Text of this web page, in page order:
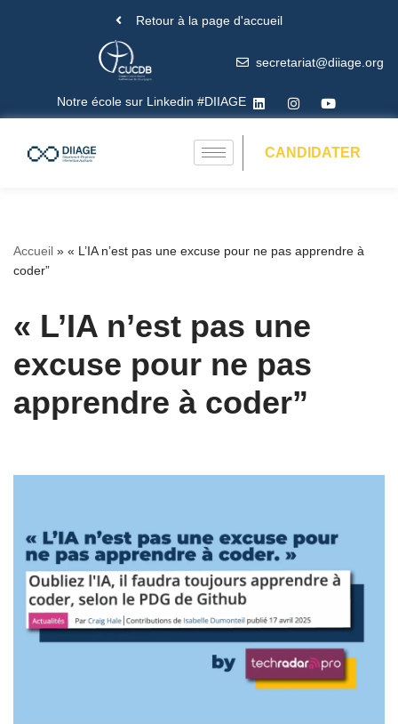
Retour à la page d'accueil
secretariat@diiage.org
Notre école sur Linkedin #DIIAGE
CANDIDATER
Accueil » « L’IA n’est pas une excuse pour ne pas apprendre à
coder”
« L’IA n’est pas une
excuse pour ne pas
apprendre à coder”